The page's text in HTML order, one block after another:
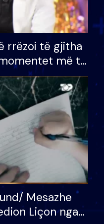
rrëzoi të gjitha
më të
BB VIP: Do më
kur…
Mesazhe
Liçon nga